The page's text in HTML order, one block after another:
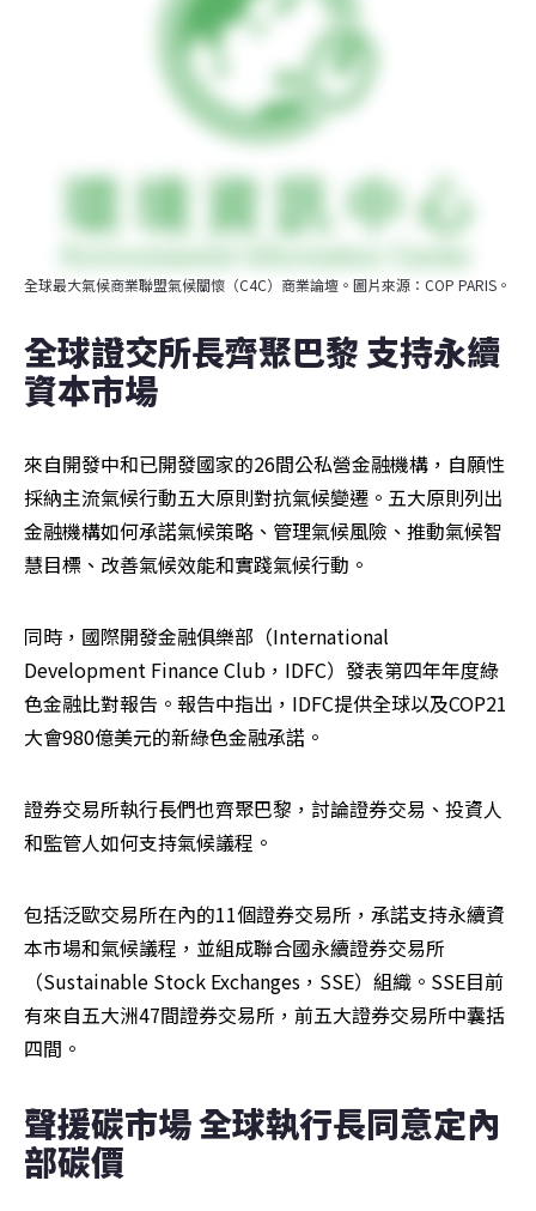
全球最大氣候商業聯盟氣候關懷（C4C）商業論壇。圖片來源：COP PARIS。
全球證交所長齊聚巴黎 支持永續
資本市場
來自開發中和已開發國家的26間公私營金融機構，自願性
採納主流氣候行動五大原則對抗氣候變遷。五大原則列出
金融機構如何承諾氣候策略、管理氣候風險、推動氣候智
慧目標、改善氣候效能和實踐氣候行動。
同時，國際開發金融俱樂部（International
Development Finance Club，IDFC）發表第四年年度綠
色金融比對報告。報告中指出，IDFC提供全球以及COP21
大會980億美元的新綠色金融承諾。
證券交易所執行長們也齊聚巴黎，討論證券交易、投資人
和監管人如何支持氣候議程。
包括泛歐交易所在內的11個證券交易所，承諾支持永續資
本市場和氣候議程，並組成聯合國永續證券交易所
（Sustainable Stock Exchanges，SSE）組織。SSE目前
有來自五大洲47間證券交易所，前五大證券交易所中囊括
四間。
聲援碳市場 全球執行長同意定內
部碳價